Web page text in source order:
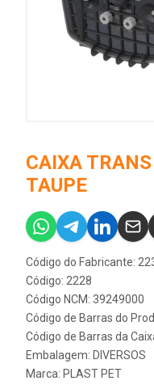
CAIXA
TAUPE
Código do Fabricante:
Código: 2228
Código NCM: 39249000
Código de Barras do
Código de Barras da
Embalagem: DIVERSOS
Marca: PLAST PET